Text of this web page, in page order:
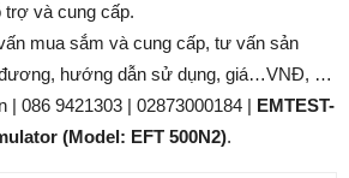
trợ và cung cấp.
mua sắm và cung cấp, tư vấn sản
hướng dẫn sử dụng, giá…VNĐ, …
| 086 9421303 | 02873000184 | EMTEST-
(Model: EFT 500N2).